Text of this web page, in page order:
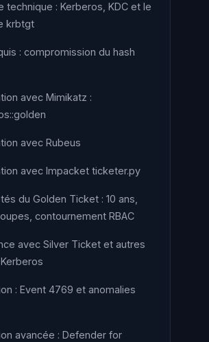
technique : Kerberos, KDC et le
krbtgt
: compromission du hash
avec Mimikatz :
avec Rubeus
avec Impacket ticketer.py
du Golden Ticket : 10 ans,
contournement RBAC
avec Silver Ticket et autres
: Event 4769 et anomalies
avancée : Defender for